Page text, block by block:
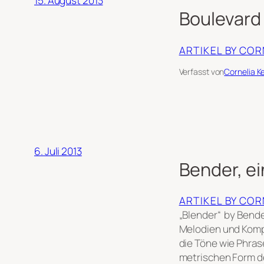
ARTIKEL BY
Verfasst vonCornelia
6. Juli 2013
Bender,
ARTIKEL BY
„Blender“ by
Melodien und
die Töne wie
metrischen Form